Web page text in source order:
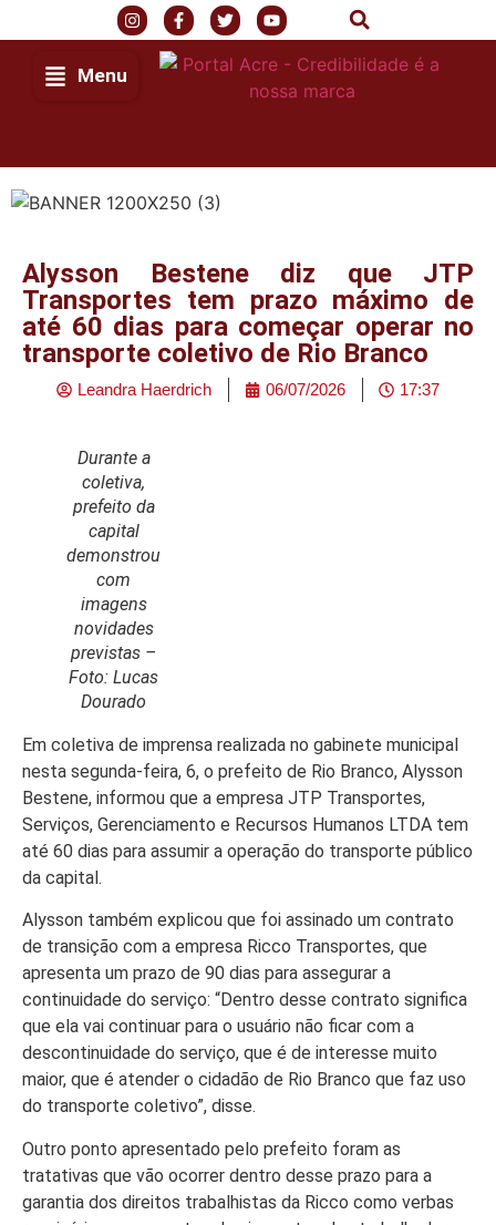
Menu
Início
Últimas
Notícias
Agenda
Cultural
Política
Economia
Atos Oficiais
Atualidades
Blogs e
Colunas
Especiais
Gastronomia
TV Portal
Sobre o
Portal Acre
Alysson Bestene diz que JTP
Transportes tem prazo máximo de
até 60 dias para começar operar no
transporte coletivo de Rio Branco
Leandra Haerdrich 06/07/2026 17:37
Durante a
coletiva,
prefeito da
capital
demonstrou
com
imagens
novidades
previstas –
Foto: Lucas
Dourado
Em coletiva de imprensa realizada no gabinete municipal
nesta segunda-feira, 6, o prefeito de Rio Branco, Alysson
Bestene, informou que a empresa JTP Transportes,
Serviços, Gerenciamento e Recursos Humanos LTDA tem
até 60 dias para assumir a operação do transporte público
da capital.
Alysson também explicou que foi assinado um contrato
de transição com a empresa Ricco Transportes, que
apresenta um prazo de 90 dias para assegurar a
continuidade do serviço: “Dentro desse contrato significa
que ela vai continuar para o usuário não ficar com a
descontinuidade do serviço, que é de interesse muito
maior, que é atender o cidadão de Rio Branco que faz uso
do transporte coletivo”, disse.
Outro ponto apresentado pelo prefeito foram as
tratativas que vão ocorrer dentro desse prazo para a
garantia dos direitos trabalhistas da Ricco como verbas